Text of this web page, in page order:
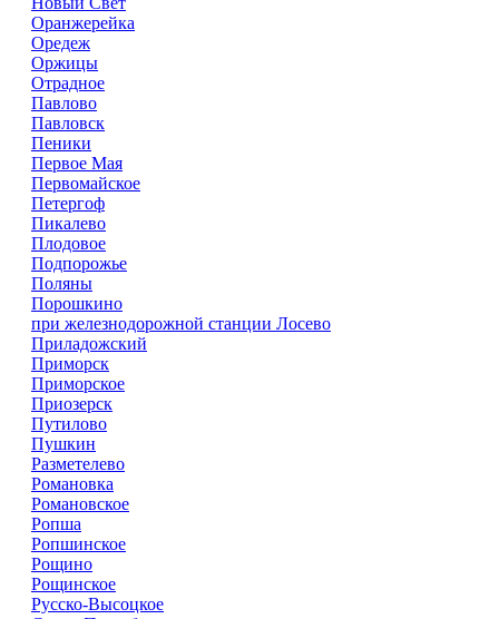
Оранжерейка
Оредеж
Оржицы
Отрадное
Павлово
Павловск
Пеники
Первое Мая
Первомайское
Петергоф
Пикалево
Плодовое
Подпорожье
Поляны
Порошкино
при железнодорожной станции Лосево
Приладожский
Приморск
Приморское
Приозерск
Путилово
Пушкин
Разметелево
Романовка
Романовское
Ропша
Ропшинское
Рощино
Рощинское
Русско-Высоцкое